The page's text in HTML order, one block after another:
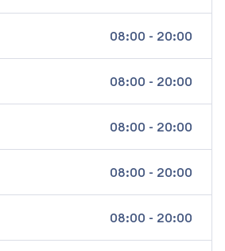
08:00 - 20:00
08:00 - 20:00
08:00 - 20:00
08:00 - 20:00
08:00 - 20:00